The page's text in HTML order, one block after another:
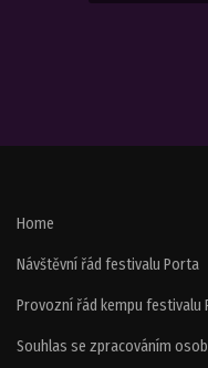
Home
Návštěvní řád festivalu Porta
Provozní řád kempu festivalu
Souhlas se zpracováním